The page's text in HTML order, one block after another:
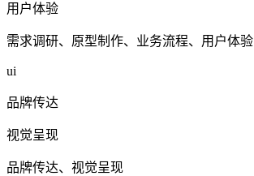
用户体验
需求调研、原型制作、业务流程、用户体验
ui
品牌传达
视觉呈现
品牌传达、视觉呈现